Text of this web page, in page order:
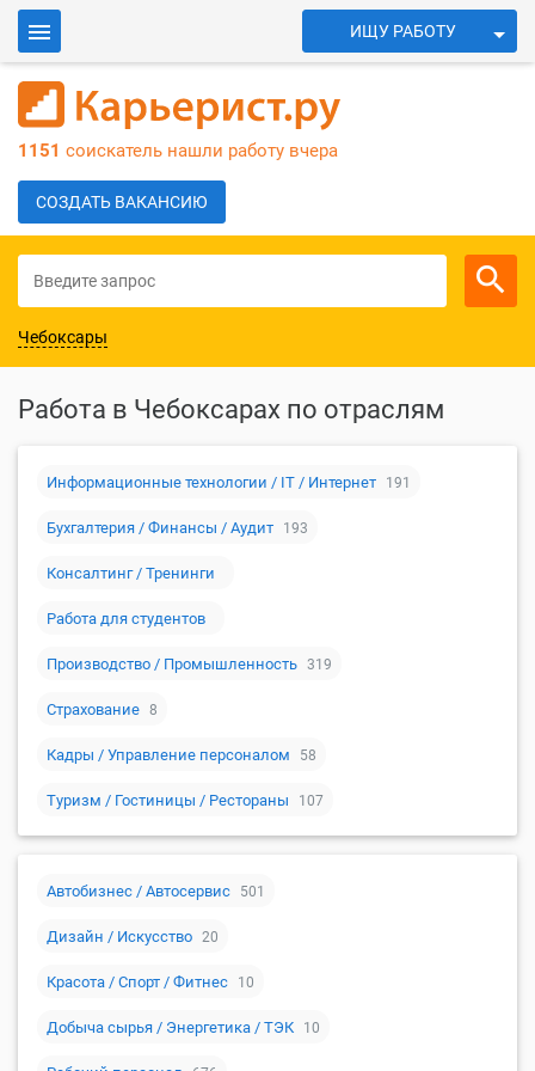
ИЩУ РАБОТУ
Войти
Для работодателей
1151 соискатель нашли работу вчера
СОЗДАТЬ ВАКАНСИЮ
Чебоксары
Работа в Чебоксарах по отраслям
Информационные технологии / IT / Интернет 191
Бухгалтерия / Финансы / Аудит 193
Консалтинг / Тренинги
Работа для студентов
Производство / Промышленность 319
Страхование 8
Кадры / Управление персоналом 58
Туризм / Гостиницы / Рестораны 107
Автобизнес / Автосервис 501
Дизайн / Искусство 20
Красота / Спорт / Фитнес 10
Добыча сырья / Энергетика / ТЭК 10